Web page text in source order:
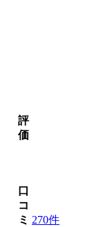
評
価
口
コ
ミ 270件